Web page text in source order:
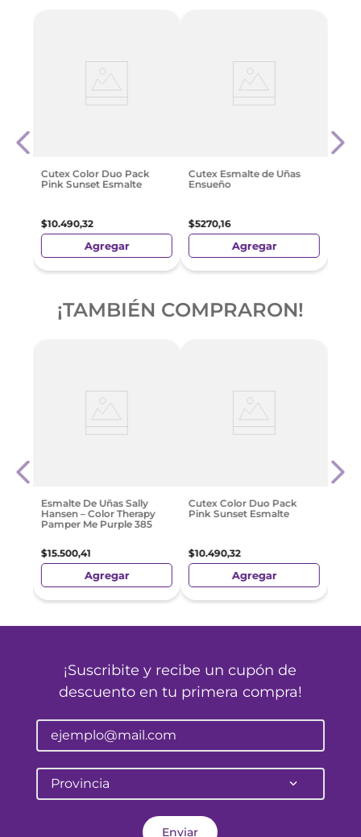
Cutex Color Duo Pack
Pink Sunset Esmalte
$10.490,32
Agregar
Cutex Esmalte de Uñas
Ensueño
$5270,16
Agregar
¡TAMBIÉN COMPRARON!
Esmalte De Uñas Sally
Hansen – Color Therapy
Pamper Me Purple 385
$15.500,41
Agregar
Cutex Color Duo Pack
Pink Sunset Esmalte
$10.490,32
Agregar
¡Suscribite y recibe un cupón de
descuento en tu primera compra!
Provincia
Enviar